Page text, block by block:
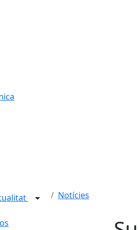
Notícies